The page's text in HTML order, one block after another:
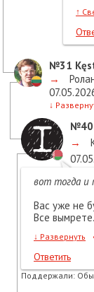
↑
№31
→
↓
№40
→
вот тогда и
Вас уже не
Все
↓ Развернуть
Ответить
Поддержали: